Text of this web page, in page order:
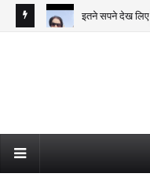
इतने सपने देख लिए